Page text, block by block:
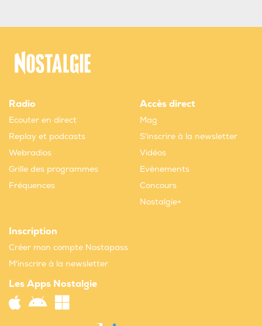
Radio
Ecouter en direct
Replay et podcasts
Webradios
Grille des programmes
Fréquences
Accès direct
Mag
S'inscrire à la newsletter
Vidéos
Evènements
Concours
Nostalgie+
Inscription
Créer mon compte Nostapass
M'inscrire à la newsletter
Les Apps Nostalgie